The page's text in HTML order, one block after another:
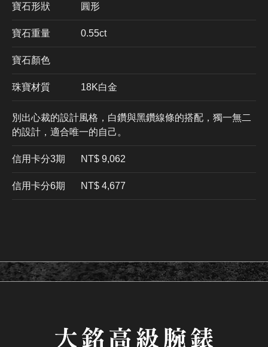
寶石形狀 ​圓形
寶石重量 0.55ct
寶石顏色
珠寶材質 18K白金
別出心裁的設計風格，白鑽與黑鑽線條的搭配，獨一無二
的設計，適合唯一的自己。
信用卡分3期 ​NT$ 9,062
信用卡分6期 NT$ 4,677